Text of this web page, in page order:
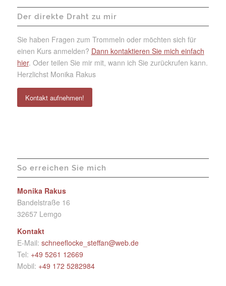
Der direkte Draht zu mir
Sie haben Fragen zum Trommeln oder möchten sich für
einen Kurs anmelden? Dann kontaktieren Sie mich einfach
hier. Oder teilen Sie mir mit, wann ich Sie zurückrufen kann.
Herzlichst Monika Rakus
Kontakt aufnehmen!
So erreichen Sie mich
Monika Rakus
Bandelstraße 16
32657 Lemgo
Kontakt
E-Mail: schneeflocke_steffan@web.de
Tel: +49 5261 12669‬
Mobil: +49 172 5282984